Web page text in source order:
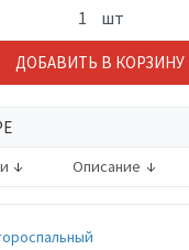
шт
ДОБАВИТЬ В КОРЗИНУ
Описание